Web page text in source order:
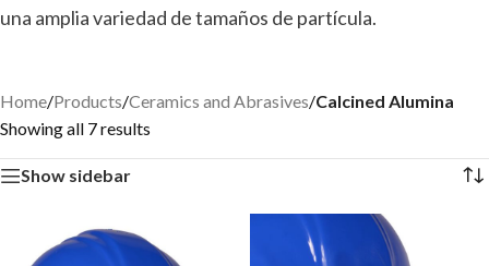
una amplia variedad de tamaños de partícula.
Home/Products/Ceramics and Abrasives/Calcined Alumina
Showing all 7 results
Show sidebar